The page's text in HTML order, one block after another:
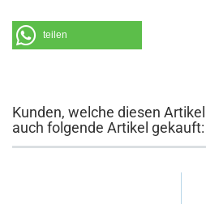
teilen
Kunden, welche diesen
auch folgende Artikel gekauft: